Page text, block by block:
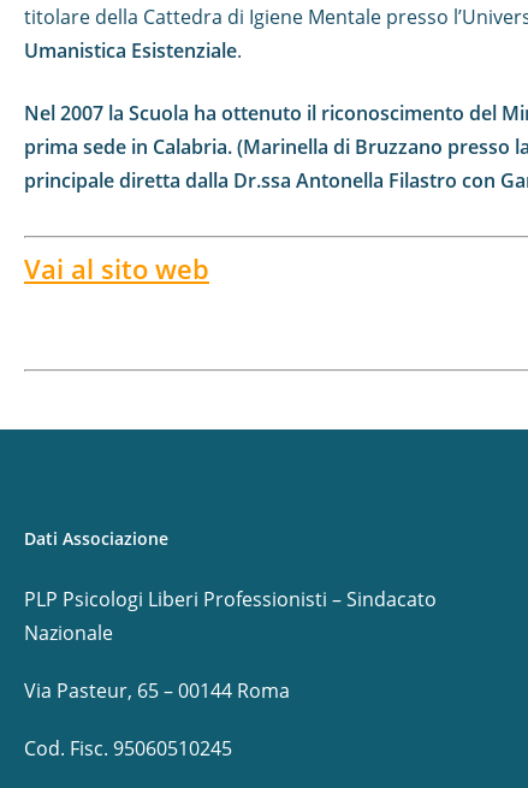
titolare della Cattedra di Igiene Mentale presso
Umanistica Esistenziale.
Nel 2007 la Scuola ha ottenuto il riconoscimento del
prima sede in Calabria. (Marinella di Bruzzano presso
principale diretta dalla Dr.ssa Antonella Filastro con
Vai al sito web
Dati Associazione
PLP Psicologi Liberi Professionisti – Sindacato
Nazionale
Via Pasteur, 65 – 00144 Roma
Cod. Fisc. 95060510245